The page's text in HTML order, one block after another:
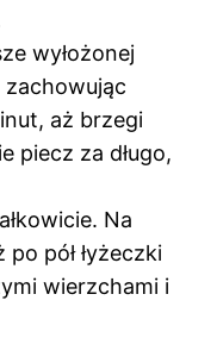
wyłożonej
zachowując
aż brzegi
piecz za długo,
Na
po pół łyżeczki
wierzchami i